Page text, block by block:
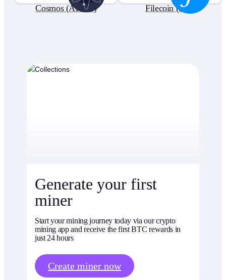
Cosmos (ATOM) Filecoin (FIL)
Generate your first
miner
Start your mining journey today via our crypto
mining app and receive the first BTC rewards in
just 24 hours
Create miner now